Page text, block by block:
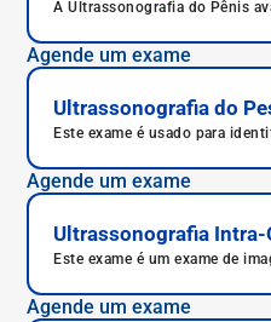
A Ultrassonografia do Pênis
Agende um exame
Ultrassonografia do
Este exame é usado para
Agende um exame
Ultrassonografia
Este exame é um exame de
Agende um exame